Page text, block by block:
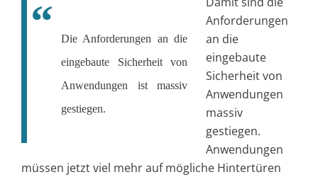
Die Anforderungen an die
eingebaute Sicherheit von
Anwendungen ist massiv
gestiegen.
Anforderungen
an die
eingebaute
Sicherheit von
Anwendungen
massiv
gestiegen.
Anwendungen
müssen jetzt viel mehr auf mögliche Hintertüren